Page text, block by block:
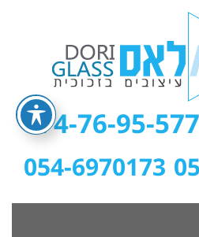
074-76-95-577
054-6970173